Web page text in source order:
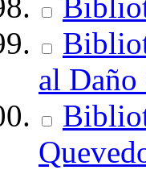
al Daño